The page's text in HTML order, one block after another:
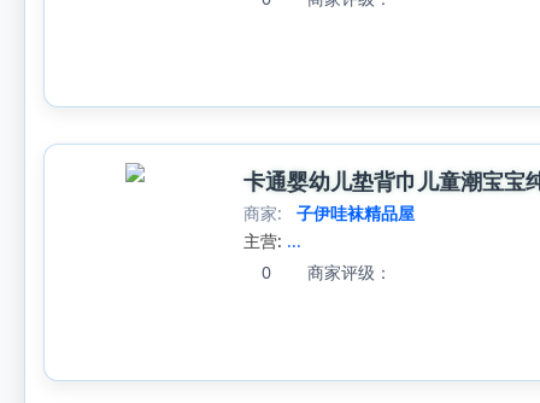
卡通婴幼儿垫背巾儿童潮宝宝
商家:
子伊哇袜精品屋
主营: ...
0
商家评级：